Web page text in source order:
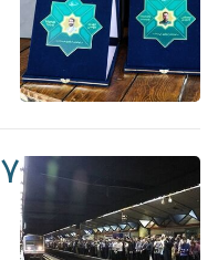
۱۴۰۵/۰۵/۱۵ ۱۵:۳۸
۷
جزئیات نقشه‌های تازه
ویدئو
۱۴۰۵/۰۵/۱۵ ۱۴:۵۸